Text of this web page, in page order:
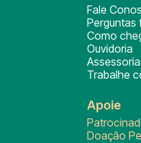
Fale
Perguntas
Como
Ouvidoria
Trabalhe
Apoie
Doação